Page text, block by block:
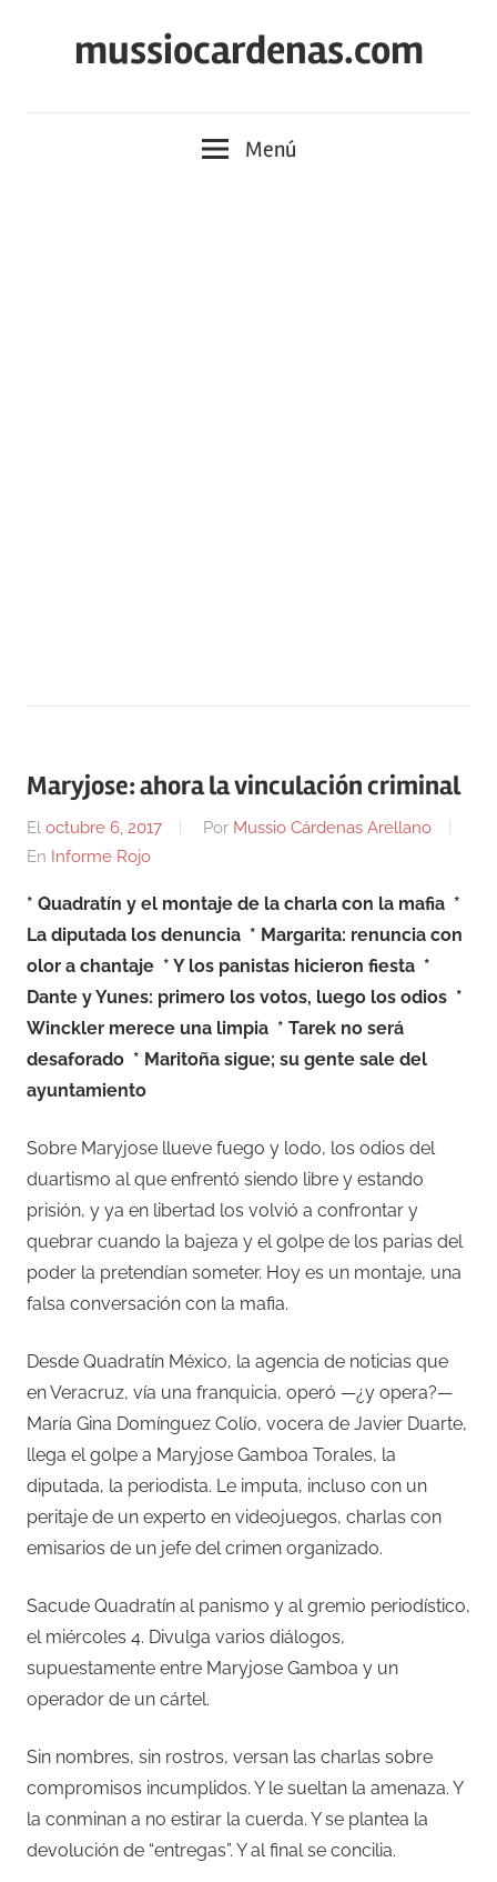
mussiocardenas.com
Menú
Maryjose: ahora la vinculación criminal
El octubre 6, 2017 Por Mussio Cárdenas Arellano
En Informe Rojo
* Quadratín y el montaje de la charla con la mafia *
La diputada los denuncia * Margarita: renuncia con
olor a chantaje * Y los panistas hicieron fiesta *
Dante y Yunes: primero los votos, luego los odios *
Winckler merece una limpia * Tarek no será
desaforado * Maritoña sigue; su gente sale del
ayuntamiento
Sobre Maryjose llueve fuego y lodo, los odios del
duartismo al que enfrentó siendo libre y estando
prisión, y ya en libertad los volvió a confrontar y
quebrar cuando la bajeza y el golpe de los parias del
poder la pretendían someter. Hoy es un montaje, una
falsa conversación con la mafia.
Desde Quadratín México, la agencia de noticias que
en Veracruz, vía una franquicia, operó —¿y opera?—
María Gina Domínguez Colío, vocera de Javier Duarte,
llega el golpe a Maryjose Gamboa Torales, la
diputada, la periodista. Le imputa, incluso con un
peritaje de un experto en videojuegos, charlas con
emisarios de un jefe del crimen organizado.
Sacude Quadratín al panismo y al gremio periodístico,
el miércoles 4. Divulga varios diálogos,
supuestamente entre Maryjose Gamboa y un
operador de un cártel.
Sin nombres, sin rostros, versan las charlas sobre
compromisos incumplidos. Y le sueltan la amenaza. Y
la conminan a no estirar la cuerda. Y se plantea la
devolución de “entregas”. Y al final se concilia.